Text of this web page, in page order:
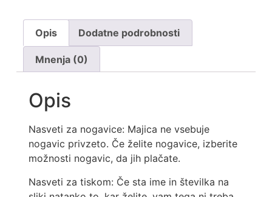
Opis Dodatne podrobnosti
Mnenja (0)
Opis
Nasveti za nogavice: Majica ne vsebuje
nogavic privzeto. Če želite nogavice, izberite
možnosti nogavic, da jih plačate.
Nasveti za tiskom: Če sta ime in številka na